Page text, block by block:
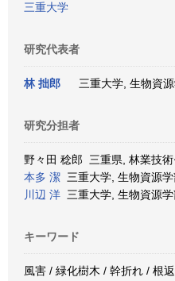
三重大学
研究代表者
林 拙郎 三重大学, 生物資
研究分担者
野々田 稔郎 三重県, 林業技
本多 潔 三重大学, 生物資源
川辺 洋 三重大学, 生物資源
キーワード
風害 / 緑化樹木 / 幹折れ / 根